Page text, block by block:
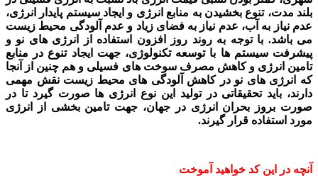
بلند مدت، تنوع بخشیدن به منابع انرژی و ایجاد سیستم پایدار انرژی،
عدم نیاز به آب، عدم نیاز به فضای زیاد و عدم آلودگی محیط زیست
می باشد. با توجه به روند روز افزون استفاده از انرژی های نو و
پیشرفت سیستم ها با توسعه تکنولوژی، جهت ایجاد تنوع در منابع
تامین انرژی و کاهش مصرف سوخت های فسیلی و هم چنین از آنجا
که انرژی های نو در کاهش آلودگی های محیط زیست نقش مهمی
دارند، باید تحقیقاتی در تولید این نوع انرژی ها صورت گیرد تا در
صورت بروز بحران انرژی در جهان، جهت تامین بخشی از انرژی
مورد استفاده قرار گیرند.
آنچه در این کد خواهید آموخت